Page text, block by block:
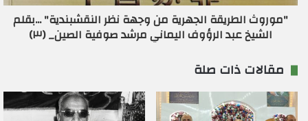
"موروث الطريقة الجهرية من وجهة نظر النقشبندية" ...بقلم
الشيخ عبد الرؤوف اليماني مرشد صوفية الصين_ (٣)
مقالات ذات صلة